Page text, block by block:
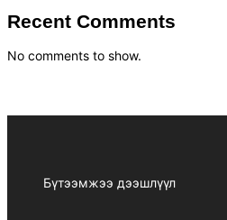
Recent Comments
No comments to show.
Бүтээмжээ дээшлүүл